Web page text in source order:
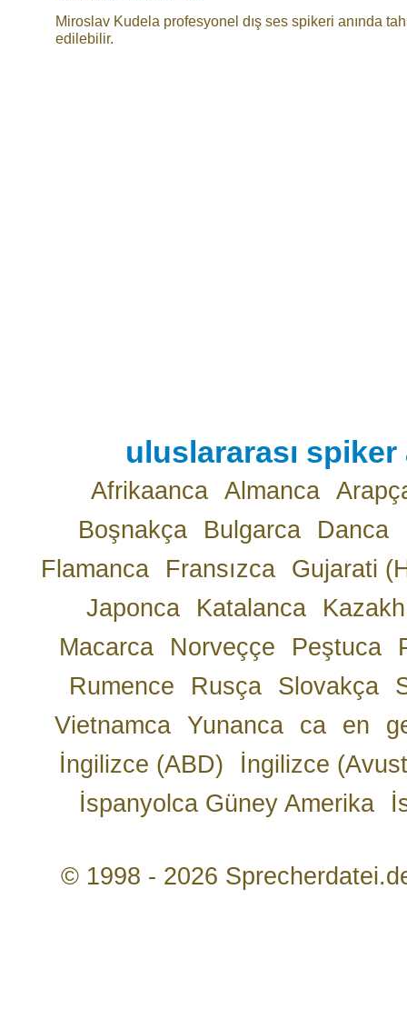
Miroslav Kudela profesyonel dış ses spikeri anında
edilebilir.
uluslararası
Afrikaanca Almanca
Boşnakça
Bulgarca Danca
Flamanca
Fransızca
Gujarati
Japonca
Katalanca
Kazakh
Macarca
Norveççe Peştuca
Rumence
Rusça Slovakça
Vietnamca
Yunanca ca en
İngilizce (ABD)
İngilizce
İspanyolca Güney Amerika
© 1998 - 2026